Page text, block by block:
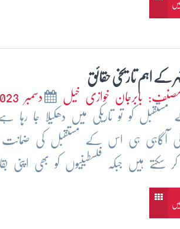
کے اہم تاریخی حقائق
بابرجان خوازی خیل
دسمبر 2023
مستقبل کو تو تاریکی میں دھکیلا جا
کی آگاہی ہی اس کے مستقبل کی
سکتے ہیں جبکہ فلسطینیوں کو بھی